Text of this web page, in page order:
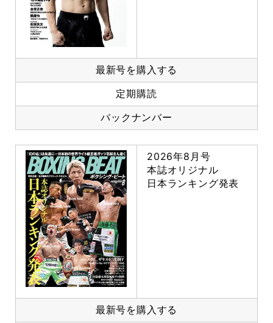
最新号を購入する
定期購読
バックナンバー
2026年8月号
本誌オリジナル
日本ランキング発表
最新号を購入する